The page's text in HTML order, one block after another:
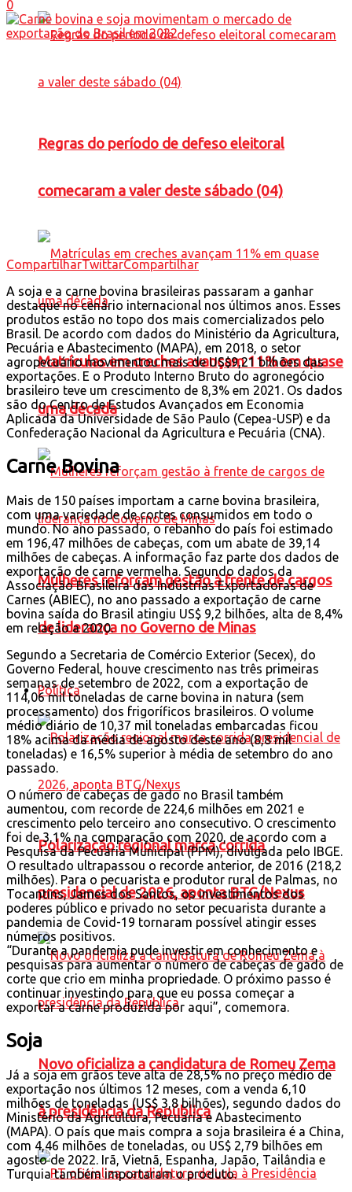
Regras do período de defeso eleitoral
comecaram a valer deste sábado (04)
Matrículas em creches avançam 11% em quase
uma década
Mulheres reforçam gestão à frente de cargos
de liderança no Governo de Minas
Política
Polarização regional marca corrida
presidencial de 2026, aponta BTG/Nexus
Novo oficializa a candidatura de Romeu Zema
à presidência da República
0
CompartilharTwittarCompartilhar
A soja e a carne bovina brasileiras passaram a ganhar
destaque no cenário internacional nos últimos anos. Esses
produtos estão no topo dos mais comercializados pelo
Brasil. De acordo com dados do Ministério da Agricultura,
Pecuária e Abastecimento (MAPA), em 2018, o setor
agropecuário movimentou mais de US$9,21 bilhões das
exportações. E o Produto Interno Bruto do agronegócio
brasileiro teve um crescimento de 8,3% em 2021. Os dados
são do Centro de Estudos Avançados em Economia
Aplicada da Universidade de São Paulo (Cepea-USP) e da
Confederação Nacional da Agricultura e Pecuária (CNA).
Carne Bovina
Mais de 150 países importam a carne bovina brasileira,
com uma variedade de cortes consumidos em todo o
mundo. No ano passado, o rebanho do país foi estimado
em 196,47 milhões de cabeças, com um abate de 39,14
milhões de cabeças. A informação faz parte dos dados de
exportação de carne vermelha. Segundo dados da
Associação Brasileira das Indústrias Exportadoras de
Carnes (ABIEC), no ano passado a exportação de carne
bovina saída do Brasil atingiu US$ 9,2 bilhões, alta de 8,4%
em relação a 2020.
Segundo a Secretaria de Comércio Exterior (Secex), do
Governo Federal, houve crescimento nas três primeiras
semanas de setembro de 2022, com a exportação de
114,06 mil toneladas de carne bovina in natura (sem
processamento) dos frigoríficos brasileiros. O volume
médio diário de 10,37 mil toneladas embarcadas ficou
18% acima da média de agosto deste ano (8,8 mil
toneladas) e 16,5% superior à média de setembro do ano
passado.
O número de cabeças de gado no Brasil também
aumentou, com recorde de 224,6 milhões em 2021 e
crescimento pelo terceiro ano consecutivo. O crescimento
foi de 3,1% na comparação com 2020, de acordo com a
Pesquisa da Pecuária Municipal (PPM), divulgada pelo IBGE.
O resultado ultrapassou o recorde anterior, de 2016 (218,2
milhões). Para o pecuarista e produtor rural de Palmas, no
Tocantins, James dos Santos, os investimentos dos
poderes público e privado no setor pecuarista durante a
pandemia de Covid-19 tornaram possível atingir esses
números positivos.
“Durante a pandemia pude investir em conhecimento e
pesquisas para aumentar o número de cabeças de gado de
corte que crio em minha propriedade. O próximo passo é
continuar investindo para que eu possa começar a
exportar a carne produzida por aqui”, comemora.
Soja
Já a soja em grãos teve alta de 28,5% no preço médio de
exportação nos últimos 12 meses, com a venda 6,10
milhões de toneladas (US$ 3,8 bilhões), segundo dados do
Ministério da Agricultura, Pecuária e Abastecimento
(MAPA). O país que mais compra a soja brasileira é a China,
com 4,46 milhões de toneladas, ou US$ 2,79 bilhões em
agosto de 2022. Irã, Vietnã, Espanha, Japão, Tailândia e
Turquia também importaram o produto.